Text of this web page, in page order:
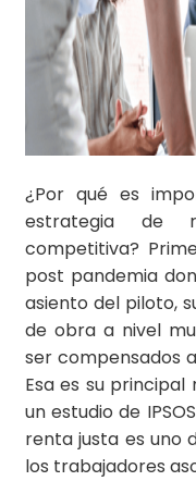
¿Por qué es
estrategia de
competitiva?
post pandemia
asiento del piloto,
de obra a nivel
ser compensados
Esa es su principal
un estudio de
renta justa es uno
los trabajadores